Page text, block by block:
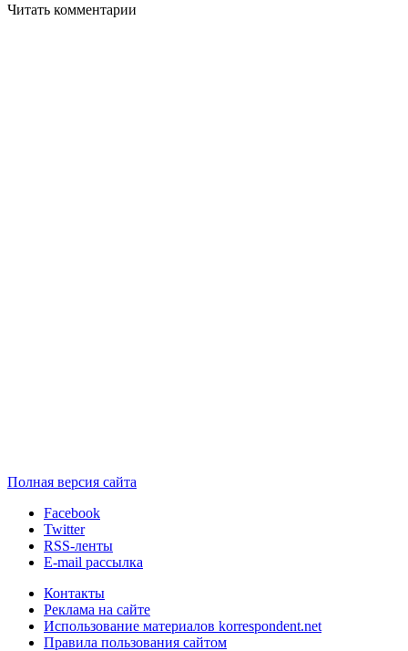
Читать комментарии
Полная версия сайта
Facebook
Twitter
RSS-ленты
E-mail рассылка
Контакты
Реклама на сайте
Использование материалов korrespondent.net
Правила пользования сайтом